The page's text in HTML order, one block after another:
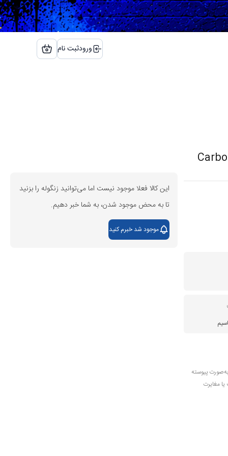
ورودثبت نام
پیوسته
یا مغایرت
این کالا فعلا موجود نیست اما می‌توانید زنگوله را بزنید
تا به محض موجود شدن، به شما خبر دهیم.
موجود شد خبرم کنید